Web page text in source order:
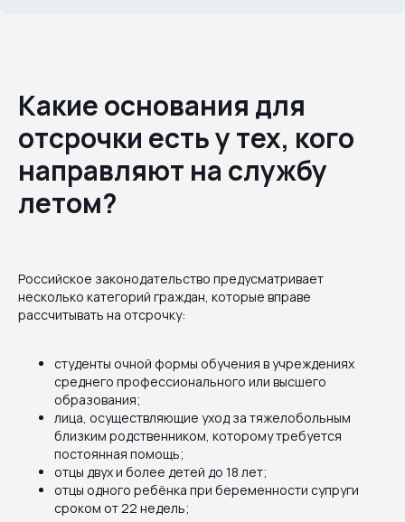
Какие основания для
отсрочки есть у тех, кого
направляют на службу
летом?
Российское законодательство предусматривает
несколько категорий граждан, которые вправе
рассчитывать на отсрочку:
студенты очной формы обучения в учреждениях
среднего профессионального или высшего
образования;
лица, осуществляющие уход за тяжелобольным
близким родственником, которому требуется
постоянная помощь;
отцы двух и более детей до 18 лет;
отцы одного ребёнка при беременности супруги
сроком от 22 недель;